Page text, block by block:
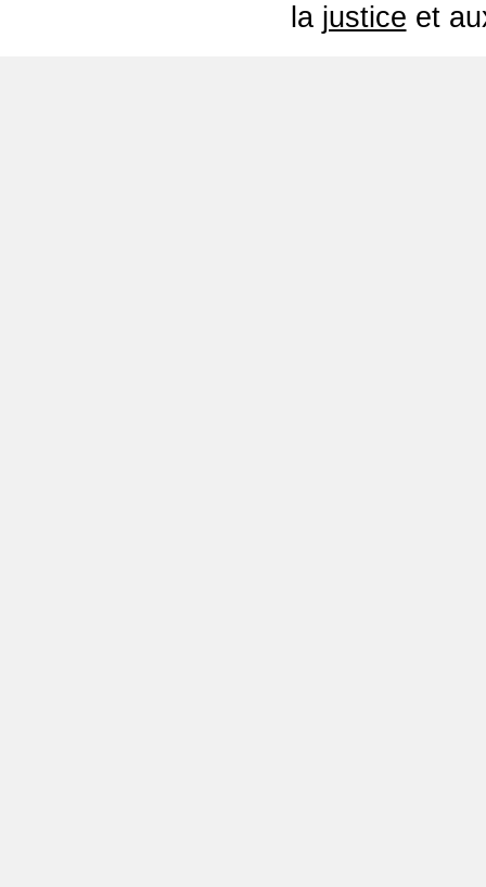
la justice et